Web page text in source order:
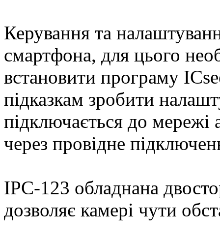
Керування та
смартфона, для цього
встановити програму
підказкам зробити
підключається до
через провідне
IPC-123 обладнана
дозволяє камері чути